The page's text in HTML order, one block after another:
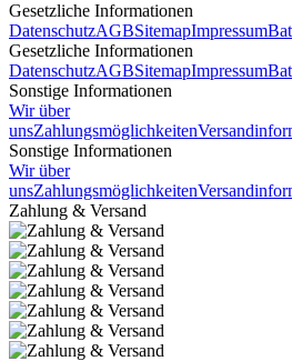
Gesetzliche Informationen
DatenschutzAGBSitemapImpressum
Gesetzliche Informationen
DatenschutzAGBSitemapImpressum
Sonstige Informationen
Wir über
unsZahlungsmöglichkeiten
Sonstige Informationen
Wir über
unsZahlungsmöglichkeiten
Zahlung & Versand